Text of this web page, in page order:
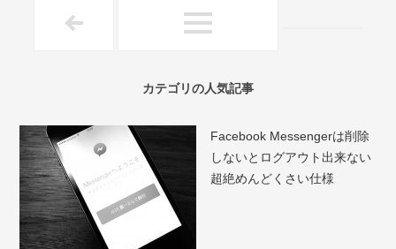
カテゴリの人気記事
Facebook Messengerは削除
しないとログアウト出来ない
超絶めんどくさい仕様